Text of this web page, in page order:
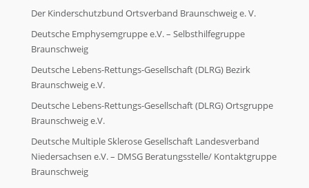
Der Kinderschutzbund Ortsverband Braunschweig e. V.
Deutsche Emphysemgruppe e.V. – Selbsthilfegruppe
Braunschweig
Deutsche Lebens-Rettungs-Gesellschaft (DLRG) Bezirk
Braunschweig e.V.
Deutsche Lebens-Rettungs-Gesellschaft (DLRG) Ortsgruppe
Braunschweig e.V.
Deutsche Multiple Sklerose Gesellschaft Landesverband
Niedersachsen e.V. – DMSG Beratungsstelle/ Kontaktgruppe
Braunschweig